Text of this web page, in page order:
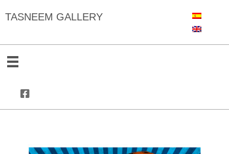
TASNEEM GALLERY